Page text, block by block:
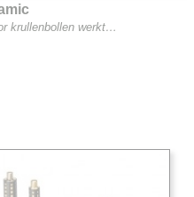
krullenbollen werkt…